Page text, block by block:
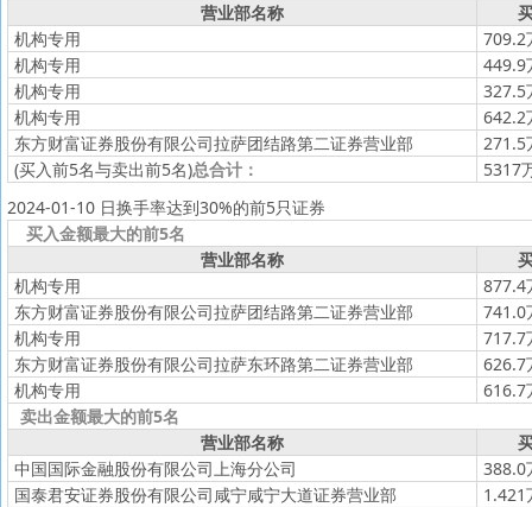
营业部名称
机构专用
709.2
机构专用
449.9
机构专用
327.5
机构专用
642.2
东方财富证券股份有限公司拉萨团结路第二证券营业部
271.5
(买入前5名与卖出前5名)总合计：
5317
2024-01-10 日换手率达到30%的前5只证券
买入金额最大的前5名
营业部名称
机构专用
877.4
东方财富证券股份有限公司拉萨团结路第二证券营业部
741.0
机构专用
717.7
东方财富证券股份有限公司拉萨东环路第二证券营业部
626.7
机构专用
616.7
卖出金额最大的前5名
营业部名称
中国国际金融股份有限公司上海分公司
388.0
国泰君安证券股份有限公司咸宁咸宁大道证券营业部
1.421